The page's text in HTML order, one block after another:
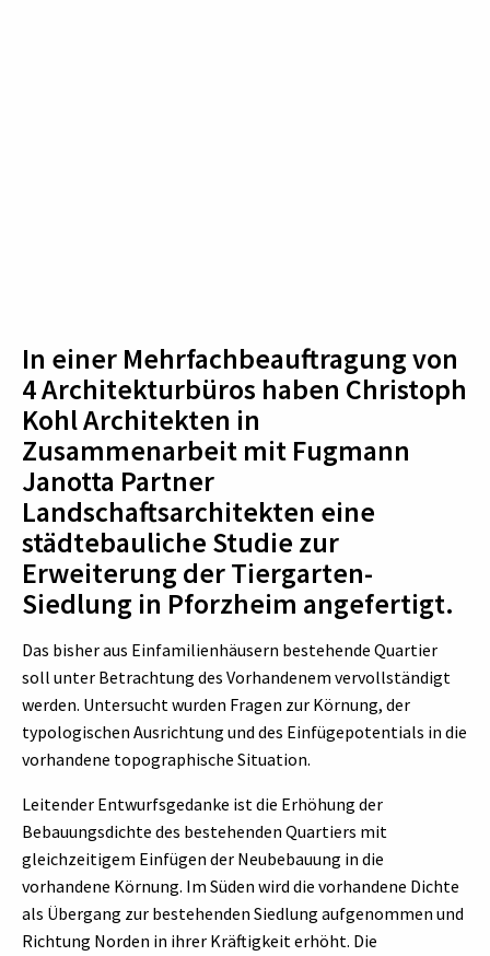
In einer Mehrfachbeauftragung von
4 Architekturbüros haben Christoph
Kohl Architekten in
Zusammenarbeit mit Fugmann
Janotta Partner
Landschaftsarchitekten eine
städtebauliche Studie zur
Erweiterung der Tiergarten-
Siedlung in Pforzheim angefertigt.
Das bisher aus Einfamilienhäusern bestehende Quartier
soll unter Betrachtung des Vorhandenem vervollständigt
werden. Untersucht wurden Fragen zur Körnung, der
typologischen Ausrichtung und des Einfügepotentials in die
vorhandene topographische Situation.
Leitender Entwurfsgedanke ist die Erhöhung der
Bebauungsdichte des bestehenden Quartiers mit
gleichzeitigem Einfügen der Neubebauung in die
vorhandene Körnung. Im Süden wird die vorhandene Dichte
als Übergang zur bestehenden Siedlung aufgenommen und
Richtung Norden in ihrer Kräftigkeit erhöht. Die